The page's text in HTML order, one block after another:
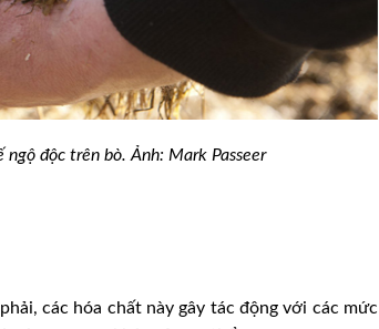
ngộ độc trên bò. Ảnh: Mark Passeer
các hóa chất này gây tác động với các mức